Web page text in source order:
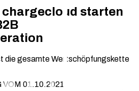
starten
die gesamte Wertschöpfungskette
01.10.2021